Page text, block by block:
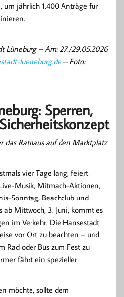
um jährlich 1.400 Anträge für
Lüneburg –Am: 27./29.05.2026
lueneburg.de– Foto:
Sperren,
das Rathaus auf den Marktplatz
vier Tage lang, feiert
Musik, Mitmach-Aktionen,
Sonntag, Beachclub und
Mittwoch, 3. Juni, kommt es
im Verkehr. Die Hansestadt
vor Ort zu beachten – und
Rad oder Bus zum Fest zu
fährt ein spezieller
möchte, sollte dem